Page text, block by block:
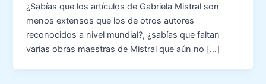
¿Sabías que los artículos de Gabriela Mistral son
menos extensos que los de otros autores
reconocidos a nivel mundial?, ¿sabías que faltan
varias obras maestras de Mistral que aún no […]